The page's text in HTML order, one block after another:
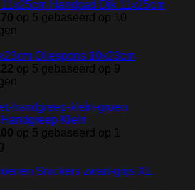
Handpad Dik 11x25cm
op 5 gebaseerd op
10
Oliespons 10x23cm
op 5 gebaseerd op 9
Klein
op 5 gebaseerd op